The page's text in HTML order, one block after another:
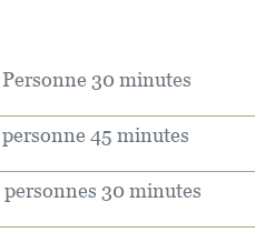
30 minutes
45 minutes
personnes 30 minutes